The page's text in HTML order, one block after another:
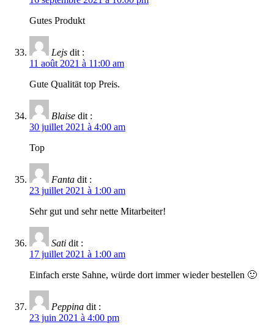
Gutes Produkt
Lejs dit :
11 août 2021 à 11:00 am
Gute Qualität top Preis.
Blaise dit :
30 juillet 2021 à 4:00 am
Top
Fanta dit :
23 juillet 2021 à 1:00 am
Sehr gut und sehr nette Mitarbeiter!
Sati dit :
17 juillet 2021 à 1:00 am
Einfach erste Sahne, würde dort immer wieder bestellen 🙂
Peppina dit :
23 juin 2021 à 4:00 pm